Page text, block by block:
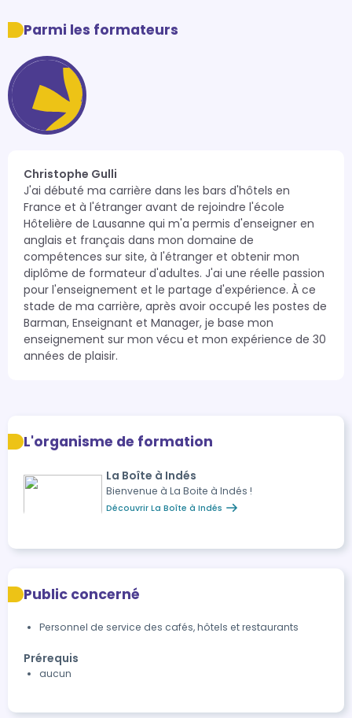
Parmi les formateurs
Christophe Gulli
J'ai débuté ma carrière dans les bars d'hôtels en
France et à l'étranger avant de rejoindre l'école
Hôtelière de Lausanne qui m'a permis d'enseigner en
anglais et français dans mon domaine de
compétences sur site, à l'étranger et obtenir mon
diplôme de formateur d'adultes. J'ai une réelle passion
pour l'enseignement et le partage d'expérience. À ce
stade de ma carrière, après avoir occupé les postes de
Barman, Enseignant et Manager, je base mon
enseignement sur mon vécu et mon expérience de 30
années de plaisir.
L'organisme de formation
La Boîte à Indés
Bienvenue à La Boite à Indés !
Découvrir La Boîte à Indés
Public concerné
Personnel de service des cafés, hôtels et restaurants
Prérequis
aucun